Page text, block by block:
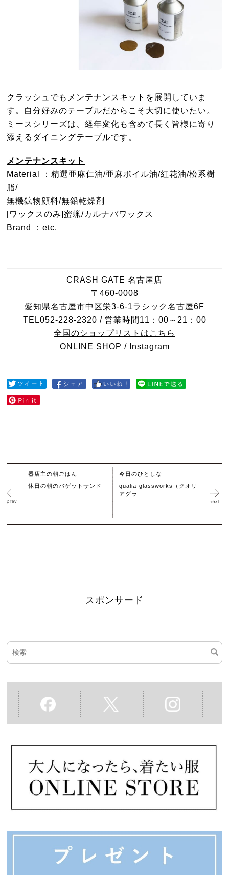
クラッシュでもメンテナンスキットを展開していま
す。自分好みのテーブルだからこそ大切に使いたい。
ミースシリーズは、経年変化も含めて長く皆様に寄り
添えるダイニングテーブルです。
メンテナンスキット
Material ：精選亜麻仁油/亜麻ボイル油/紅花油/松系樹
脂/
無機鉱物顔料/無鉛乾燥剤
[ワックスのみ]蜜蝋/カルナバワックス
Brand ：etc.
CRASH GATE 名古屋店
〒460-0008
愛知県名古屋市中区栄3-6-1ラシック名古屋6F
TEL052-228-2320 / 営業時間11：00～21：00
全国のショップリストはこちら
ONLINE SHOP / Instagram
器店主の朝ごはん
休日の朝のバゲットサンド
今日のひとしな
qualia-glassworks（クオリ
アグラ
スポンサード